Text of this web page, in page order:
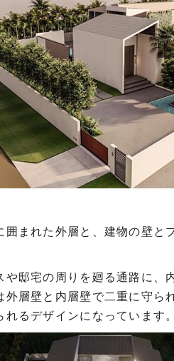
囲まれた外層と、建物の壁と
邸宅の周りを廻る通路に、
外層壁と内層壁で二重に守ら
るデザインになっています。